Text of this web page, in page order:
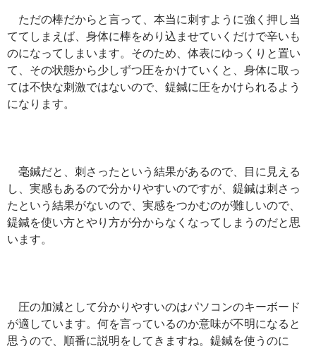
ただの棒だからと言って、本当に刺すように強く押し当
ててしまえば、身体に棒をめり込ませていくだけで辛いも
のになってしまいます。そのため、体表にゆっくりと置い
て、その状態から少しずつ圧をかけていくと、身体に取っ
ては不快な刺激ではないので、鍉鍼に圧をかけられるよう
になります。
毫鍼だと、刺さったという結果があるので、目に見える
し、実感もあるので分かりやすいのですが、鍉鍼は刺さっ
たという結果がないので、実感をつかむのが難しいので、
鍉鍼を使い方とやり方が分からなくなってしまうのだと思
います。
圧の加減として分かりやすいのはパソコンのキーボード
が適しています。何を言っているのか意味が不明になると
思うので、順番に説明をしてきますね。鍉鍼を使うのに